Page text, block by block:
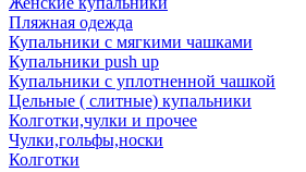
Пляжная одежда
Купальники с мягкими чашками
Купальники push up
Купальники с уплотненной чашкой
Цельные ( слитные) купальники
Колготки,чулки и прочее
Чулки,гольфы,носки
Колготки